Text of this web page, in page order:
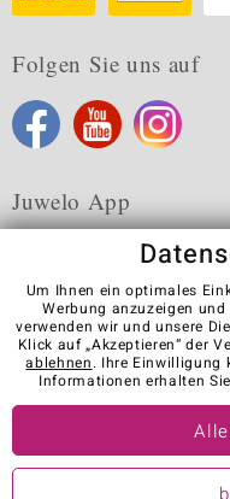
Folgen Sie uns auf
Juwelo App
Karriere AGB
Kontakt
Visit our
© Juwelo Deutschland
Um Ihnen ein optimales
Werbung anzuzeigen
verwenden wir und unsere
Klick auf „Akzeptieren“ der
ablehnen. Ihre Einwilligung
Informationen erhalten